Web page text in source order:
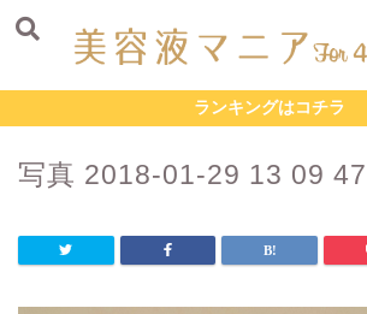
ランキングはコチラ
写真 2018-01-29 13 09 47